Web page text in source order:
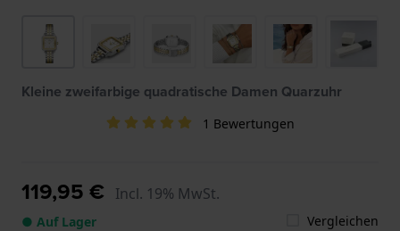
Kleine zweifarbige quadratische Damen Quarzuhr
1 Bewertungen
119,95 € Incl. 19% MwSt.
● Auf Lager Vergleichen